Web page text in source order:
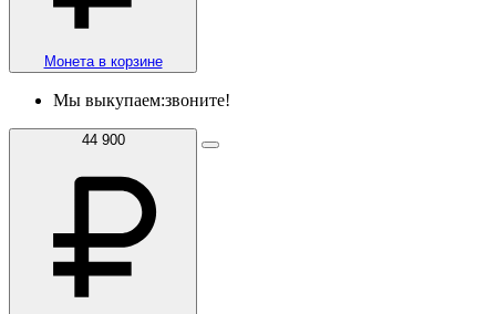
Монета в корзине
Мы выкупаем:звоните!
44 900